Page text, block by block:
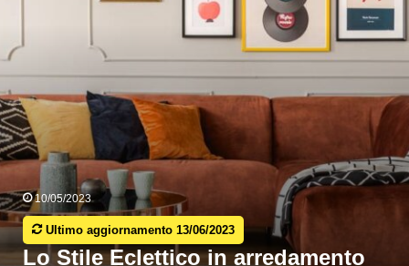
10/05/2023
Ultimo aggiornamento 13/06/2023
Lo Stile Eclettico in arredamento